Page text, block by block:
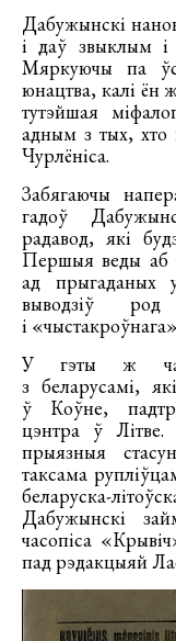
Дабужынскі
і даў звыклым
Мяркуючы па
юнацтва, калі ён
тутэйшая
адным з тых, хто
Чурлёніса.
Забягаючы
гадоў
радавод, які
Першыя веды аб
ад прыгаданых
выводзіў
і
У гэты ж час
з беларусамі,
ў Коўне,
цэнтра ў Літве.
прыязныя
таксама
беларуска-
Дабужынскі
часопіса
пад рэдакцыяй